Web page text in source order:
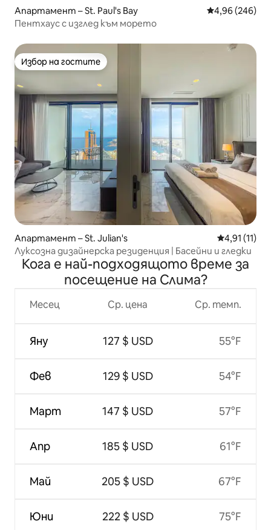
Апартамент – St. Paul's Bay Средна
4,96 (246)
Пентхаус с изглед към морето
Избор на гостите
Избор на гостите
Апартамент – St. Julian's Средна
4,91 (11)
Луксозна дизайнерска резиденция | Басейни и гледки
Кога е най-подходящото време за
посещение на Слима?
Месец
Яну
Фев
Март
Апр
Май
Юни
Ср. цена
127 $ USD
129 $ USD
147 $ USD
185 $ USD
205 $ USD
222 $ USD
Ср. темп.
55°F
54°F
57°F
61°F
67°F
75°F